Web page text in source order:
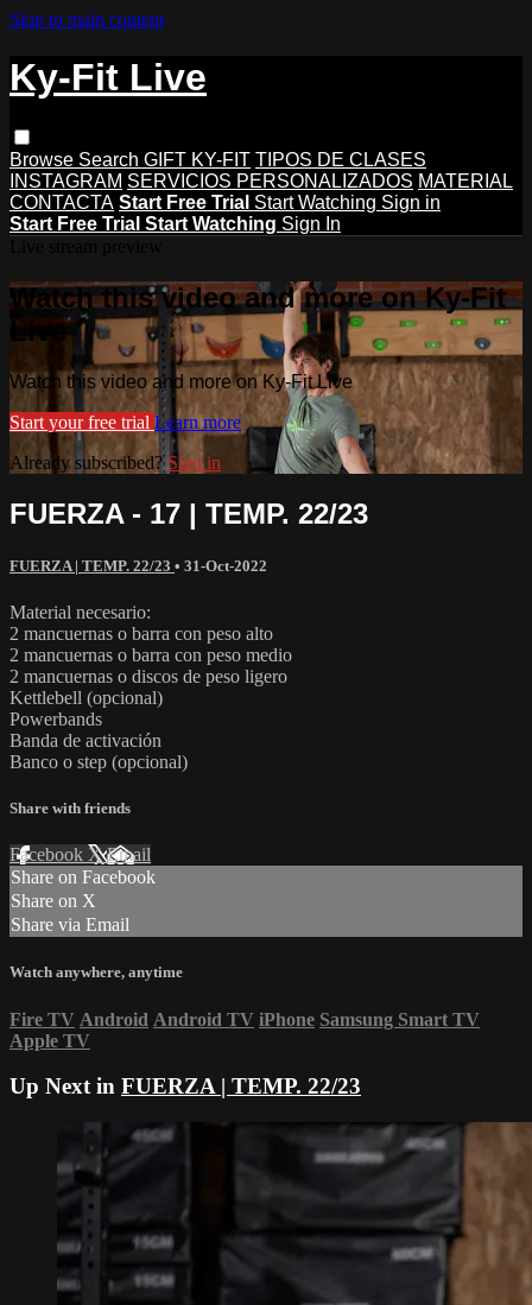
Skip to main content
Ky-Fit Live
Browse Search GIFT KY-FIT TIPOS DE CLASES
INSTAGRAM SERVICIOS PERSONALIZADOS MATERIAL
CONTACTA Start Free Trial Start Watching Sign in
Start Free Trial Start Watching Sign In
Watch this video and more on Ky-Fit
Live
Watch this video and more on Ky-Fit Live
Start your free trial Learn more
Already subscribed?Sign in
FUERZA - 17 | TEMP. 22/23
FUERZA | TEMP. 22/23 • 31-Oct-2022
Material necesario:
2 mancuernas o barra con peso alto
2 mancuernas o barra con peso medio
2 mancuernas o discos de peso ligero
Kettlebell (opcional)
Powerbands
Banda de activación
Banco o step (opcional)
Share with friends
Facebook XEmail
Share on Facebook
Share on X
Share via Email
Watch anywhere, anytime
Fire TV Android Android TV iPhone Samsung Smart TV
Apple TV
Up Next in FUERZA | TEMP. 22/23